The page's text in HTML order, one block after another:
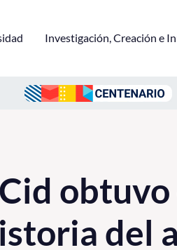
Investigación, Creación e
del